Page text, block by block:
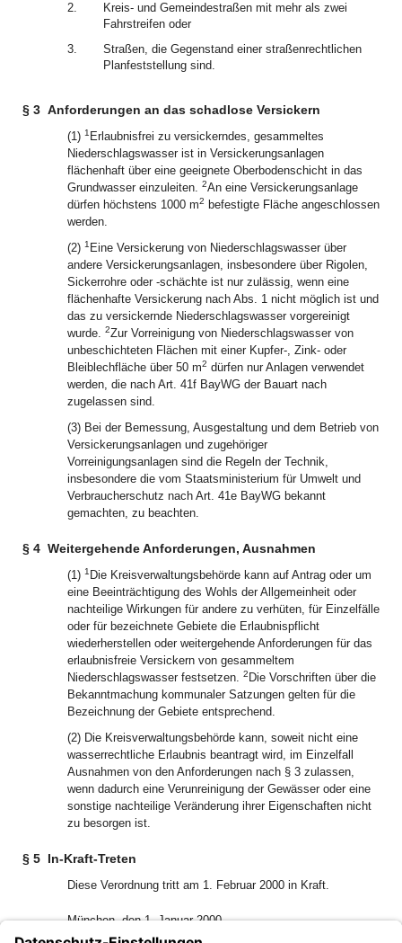
2.
Kreis- und Gemeindestraßen mit mehr als zwei
Fahrstreifen oder
3.
Straßen, die Gegenstand einer straßenrechtlichen
Planfeststellung sind.
§ 3 Anforderungen an das schadlose Versickern
(1) 1 Erlaubnisfrei zu versickerndes, gesammeltes
Niederschlagswasser ist in Versickerungsanlagen
flächenhaft über eine geeignete Oberbodenschicht in das
Grundwasser einzuleiten. 2An eine Versickerungsanlage
dürfen höchstens 1000 m2
befestigte Fläche angeschlossen
werden.
(2) 1 Eine Versickerung von Niederschlagswasser über
andere Versickerungsanlagen, insbesondere über Rigolen,
Sickerrohre oder -schächte ist nur zulässig, wenn eine
flächenhafte Versickerung nach Abs. 1 nicht möglich ist und
das zu versickernde Niederschlagswasser vorgereinigt
wurde. 2Zur Vorreinigung von Niederschlagswasser von
unbeschichteten Flächen mit einer Kupfer-, Zink- oder
Bleiblechfläche über 50 m2 dürfen nur Anlagen verwendet
werden, die nach Art. 41f BayWG der Bauart nach
zugelassen sind.
(3) Bei der Bemessung, Ausgestaltung und dem Betrieb von
Versickerungsanlagen und zugehöriger
Vorreinigungsanlagen sind die Regeln der Technik,
insbesondere die vom Staatsministerium für Umwelt und
Verbraucherschutz nach Art. 41e BayWG bekannt
gemachten, zu beachten.
§ 4 Weitergehende Anforderungen, Ausnahmen
(1) 1 Die Kreisverwaltungsbehörde kann auf Antrag oder um
eine Beeinträchtigung des Wohls der Allgemeinheit oder
nachteilige Wirkungen für andere zu verhüten, für Einzelfälle
oder für bezeichnete Gebiete die Erlaubnispflicht
wiederherstellen oder weitergehende Anforderungen für das
erlaubnisfreie Versickern von gesammeltem
Niederschlagswasser festsetzen. 2 Die Vorschriften über die
Bekanntmachung kommunaler Satzungen gelten für die
Bezeichnung der Gebiete entsprechend.
(2) Die Kreisverwaltungsbehörde kann, soweit nicht eine
wasserrechtliche Erlaubnis beantragt wird, im Einzelfall
Ausnahmen von den Anforderungen nach § 3 zulassen,
wenn dadurch eine Verunreinigung der Gewässer oder eine
sonstige nachteilige Veränderung ihrer Eigenschaften nicht
zu besorgen ist.
§ 5 In-Kraft-Treten
Diese Verordnung tritt am 1. Februar 2000 in Kraft.
München, den 1. Januar 2000